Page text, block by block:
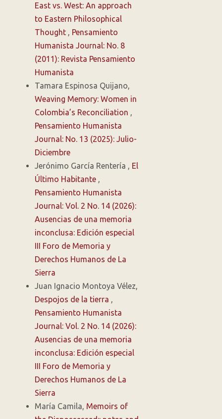
East vs. West: An approach
to Eastern Philosophical
Thought , Pensamiento
Humanista Journal: No. 8
(2011): Revista Pensamiento
Humanista
Tamara Espinosa Quijano,
Weaving Memory: Women in
Colombia’s Reconciliation ,
Pensamiento Humanista
Journal: No. 13 (2025): Julio-
Diciembre
Jerónimo García Rentería , El
Último Habitante ,
Pensamiento Humanista
Journal: Vol. 2 No. 14 (2026):
Ausencias de una memoria
inconclusa: Edición especial
III Foro de Memoria y
Derechos Humanos de La
Sierra
Juan Ignacio Montoya Vélez,
Despojos de la tierra ,
Pensamiento Humanista
Journal: Vol. 2 No. 14 (2026):
Ausencias de una memoria
inconclusa: Edición especial
III Foro de Memoria y
Derechos Humanos de La
Sierra
María Camila, Memoirs of